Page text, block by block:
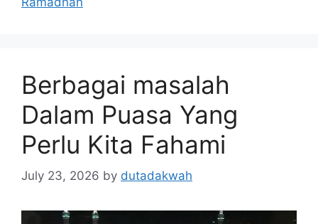
Berbagai masalah
Dalam Puasa Yang
Perlu Kita Fahami
July 23, 2026 by dutadakwah